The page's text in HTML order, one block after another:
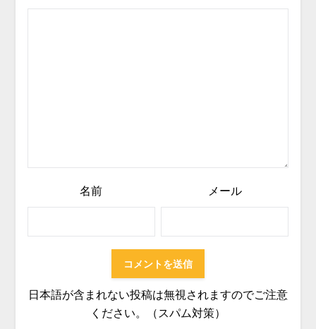
名前 メール
日本語が含まれない投稿は無視されますのでご注意
ください。（スパム対策）